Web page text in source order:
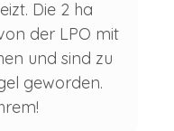
Die 2 ha
der LPO mit
und sind zu
geworden.